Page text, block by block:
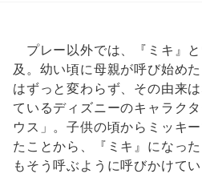
プレー以外では、『ミキ』
及。幼い頃に母親が呼び始め
はずっと変わらず、その由来
ているディズニーのキャラク
ウス」。子供の頃からミッキ
たことから、『ミキ』になっ
もそう呼ぶように呼びかけてい